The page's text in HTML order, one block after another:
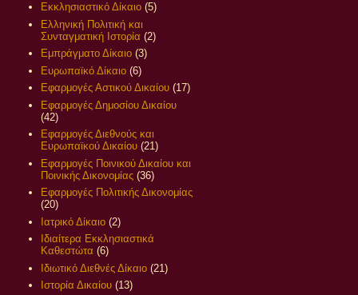
Εκκλησιαστικό Δίκαιο (5)
Ελληνική Πολιτική και
Συνταγματική Ιστορία (2)
Εμπράγματο Δίκαιο (3)
Ευρωπαϊκό Δίκαιο (6)
Εφαρμογές Αστικού Δικαίου (17)
Εφαρμογές Δημοσίου Δικαίου
(42)
Εφαρμογές Διεθνούς και
Ευρωπαϊκού Δικαίου (21)
Εφαρμογές Ποινικού Δικαίου και
Ποινικής Δικονομίας (36)
Εφαρμογές Πολιτικής Δικονομίας
(20)
Ιατρικό Δίκαιο (2)
Ιδιαίτερα Εκκλησιαστικά
Καθεστώτα (6)
Ιδιωτικό Διεθνές Δίκαιο (21)
Ιστορία Δικαίου (13)